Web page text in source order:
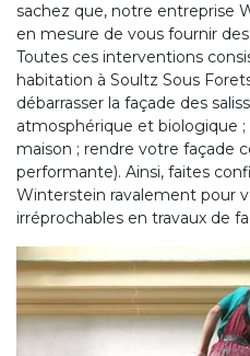
sachez que, notre entreprise
en mesure de vous fournir
Toutes ces interventions
habitation à Soultz Sous
débarrasser la façade des
atmosphérique et biologique
maison ; rendre votre façade
performante). Ainsi, faites
Winterstein ravalement pour
irréprochables en travaux de